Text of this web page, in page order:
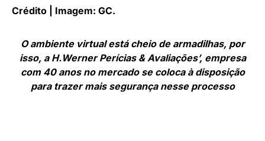
Crédito | Imagem: GC.
O ambiente virtual está cheio de armadilhas, por
isso, a H.Werner Perícias & Avaliações’, empresa
com 40 anos no mercado se coloca à disposição
para trazer mais segurança nesse processo